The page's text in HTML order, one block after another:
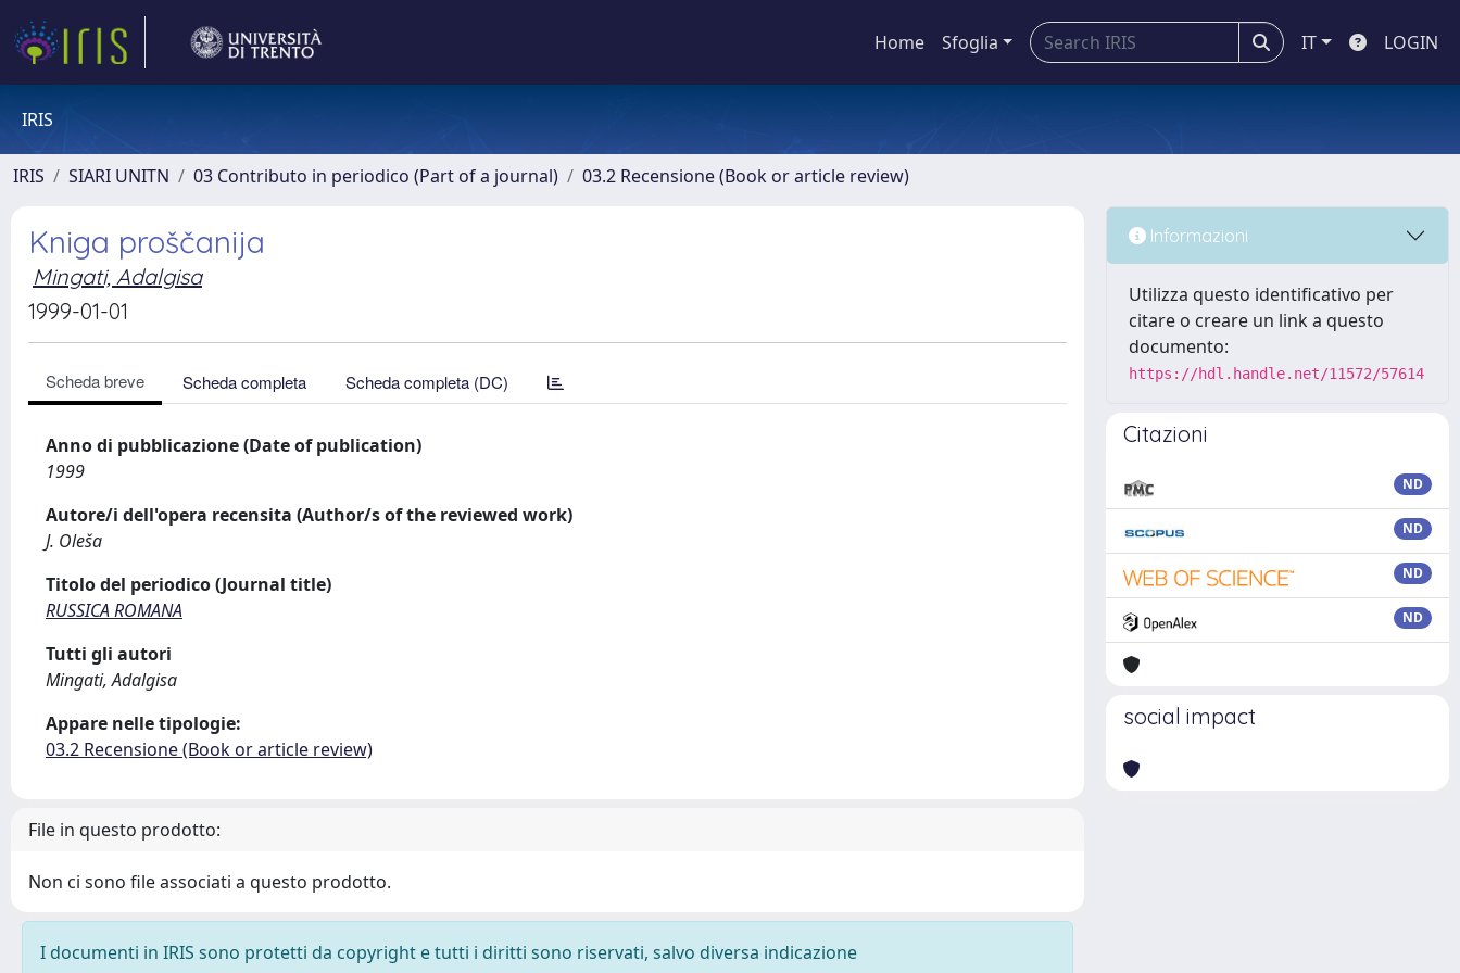
Home Sfoglia IT LOGIN
IRIS
IRIS SIARI UNITN 03 Contributo in periodico (Part of a journal) 03.2 Recensione (Book or article review)
Kniga proščanija
Mingati, Adalgisa
1999-01-01
Scheda breve Scheda completa Scheda completa (DC)
Anno di pubblicazione (Date of publication)
1999
Autore/i dell'opera recensita (Author/s of the reviewed work)
J. Oleša
Titolo del periodico (Journal title)
RUSSICA ROMANA
Tutti gli autori
Mingati, Adalgisa
Appare nelle tipologie:
03.2 Recensione (Book or article review)
File in questo prodotto:
Non ci sono file associati a questo prodotto.
I documenti in IRIS sono protetti da copyright e tutti i diritti sono riservati, salvo diversa indicazione
Informazioni
Utilizza questo identificativo per
citare o creare un link a questo
documento:
https://hdl.handle.net/11572/57614
Citazioni
ND
ND
ND
ND
social impact